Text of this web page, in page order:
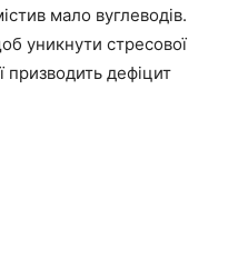
мало вуглеводів.
уникнути стресової
призводить дефіцит